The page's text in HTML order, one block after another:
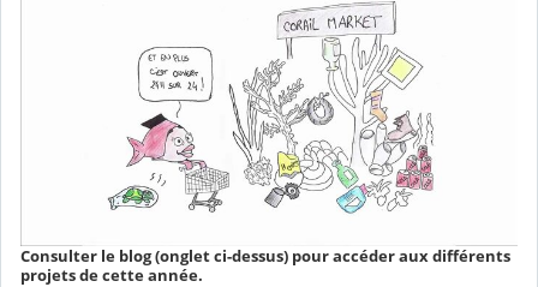
Consulter le blog (onglet ci-dessus) pour accéder aux différents
projets de cette année.